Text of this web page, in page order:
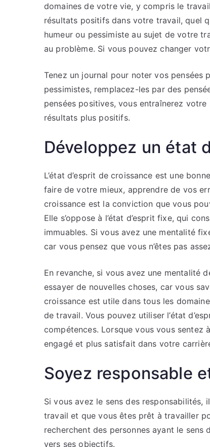
domaines de votre vie, y compris le
résultats positifs dans votre travail, quel
humeur ou pessimiste au sujet de votre
au problème. Si vous pouvez changer
Tenez un journal pour noter vos pensées
pessimistes, remplacez-les par des
pensées positives, vous entraînerez
résultats plus positifs.
Développez un état
L’état d’esprit de croissance est une
faire de votre mieux, apprendre de vos
croissance est la conviction que vous
Elle s’oppose à l’état d’esprit fixe, qui
immuables. Si vous avez une mentalité
car vous pensez que vous n’êtes pas
En revanche, si vous avez une mentalité
essayer de nouvelles choses, car vous
croissance est utile dans tous les
de travail. Vous pouvez utiliser l’état
compétences. Lorsque vous vous sentez
engagé et plus satisfait dans votre
Soyez responsable
Si vous avez le sens des
travail et que vous êtes prêt à travailler
recherchent des personnes ayant le sens
vers ses objectifs.